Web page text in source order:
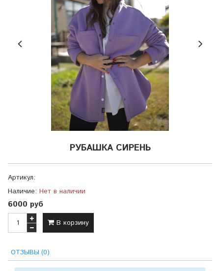
РУБАШКА СИРЕНЬ
Артикул:
Наличие: Нет в наличии
6000 руб
В корзину
ОТЗЫВЫ (0)